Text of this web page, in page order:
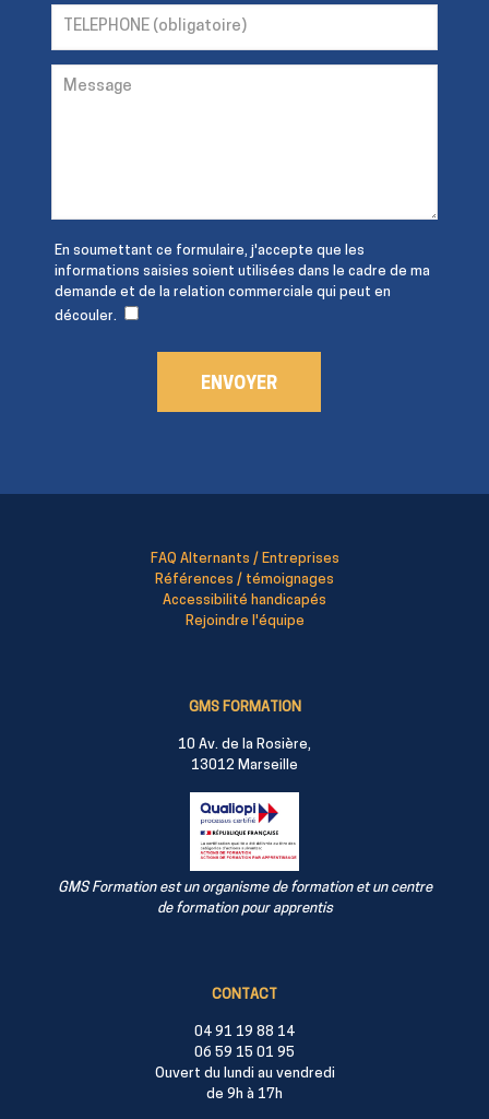
En soumettant ce formulaire, j'accepte que les
informations saisies soient utilisées dans le cadre de ma
demande et de la relation commerciale qui peut en
découler.
FAQ Alternants / Entreprises
Références / témoignages
Accessibilité handicapés
Rejoindre l'équipe
GMS FORMATION
10 Av. de la Rosière,
13012 Marseille
GMS Formation est un organisme de formation et un centre
de formation pour apprentis
CONTACT
04 91 19 88 14
06 59 15 01 95
Ouvert du lundi au vendredi
de 9h à 17h